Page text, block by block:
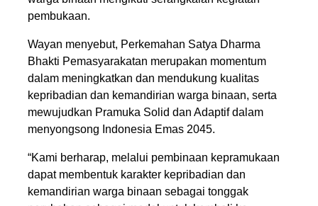
pembukaan.
Wayan menyebut, Perkemahan Satya Dharma
Bhakti Pemasyarakatan merupakan momentum
dalam meningkatkan dan mendukung kualitas
kepribadian dan kemandirian warga binaan, serta
mewujudkan Pramuka Solid dan Adaptif dalam
menyongsong Indonesia Emas 2045.
“Kami berharap, melalui pembinaan kepramukaan
dapat membentuk karakter kepribadian dan
kemandirian warga binaan sebagai tonggak